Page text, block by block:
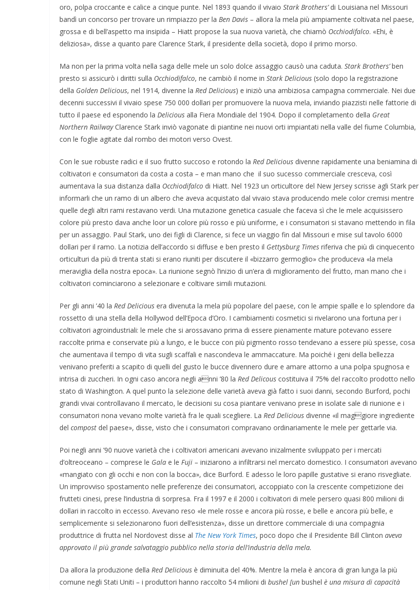
oro, polpa croccante e calice a cinque punte. Nel 1893 quando il vivaio Stark Brothers’di Louisiana nel Missouri
bandì un concorso per trovare un rimpiazzo per la Ben Davis – allora la mela più ampiamente coltivata nel paese,
grossa e di bell’aspetto ma insipida – Hiatt propose la sua nuova varietà, che chiamò Occhiodifalco. «Ehi, è
deliziosa», disse a quanto pare Clarence Stark, il presidente della società, dopo il primo morso.
Ma non per la prima volta nella saga delle mele un solo dolce assaggio causò una caduta. Stark Brothers’ben
presto si assicurò i diritti sulla Occhiodifalco, ne cambiò il nome in Stark Delicious (solo dopo la registrazione
della Golden Delicious, nel 1914, divenne la Red Delicious) e iniziò una ambiziosa campagna commerciale. Nei due
decenni successivi il vivaio spese 750 000 dollari per promuovere la nuova mela, inviando piazzisti nelle fattorie di
tutto il paese ed esponendo la Delicious alla Fiera Mondiale del 1904. Dopo il completamento della Great
Northern RailwayClarence Stark inviò vagonate di piantine nei nuovi orti impiantati nella valle del fiume Columbia,
con le foglie agitate dal rombo dei motori verso Ovest.
Con le sue robuste radici e il suo frutto succoso e rotondo la Red Delicious divenne rapidamente una beniamina di
coltivatori e consumatori da costa a costa – e man mano che il suo sucesso commerciale cresceva, così
aumentava la sua distanza dalla Occhiodifalco di Hiatt. Nel 1923 un orticultore del New Jersey scrisse agli Stark per
informarli che un ramo di un albero che aveva acquistato dal vivaio stava producendo mele color cremisi mentre
quelle degli altri rami restavano verdi. Una mutazione genetica casuale che faceva sì che le mele acquisissero
colore più presto dava anche loor un colore più rosso e più uniforme, e i consumatori si stavano mettendo in fila
per un assaggio. Paul Stark, uno dei figli di Clarence, si fece un viaggio fin dal Missouri e mise sul tavolo 6000
dollari per il ramo. La notizia dell’accordo si diffuse e ben presto il Gettysburg Times riferiva che più di cinquecento
orticulturi da più di trenta stati si erano riuniti per discutere il «bizzarro germoglio» che produceva «la mela
meraviglia della nostra epoca». La riunione segnò l’inizio di un’era di miglioramento del frutto, man mano che i
coltivatori cominciarono a selezionare e coltivare simili mutazioni.
Per gli anni ’40 la Red Delicious era divenuta la mela più popolare del paese, con le ampie spalle e lo splendore da
rossetto di una stella della Hollywod dell’Epoca d’Oro. I cambiamenti cosmetici si rivelarono una fortuna per i
coltivatori agroindustriali: le mele che si arossavano prima di essere pienamente mature potevano essere
raccolte prima e conservate più a lungo, e le bucce con più pigmento rosso tendevano a essere più spesse, cosa
che aumentava il tempo di vita sugli scaffali e nascondeva le ammaccature. Ma poiché i geni della bellezza
venivano preferiti a scapito di quelli del gusto le bucce divennero dure e amare attorno a una polpa spugnosa e
intrisa di zuccheri. In ogni caso ancora negli anni ’80 la Red Delicous costituiva il 75% del raccolto prodotto nello
stato di Washington. A quel punto la selezione delle varietà aveva già fatto i suoi danni, secondo Burford, pochi
grandi vivai controllavano il mercato, le decisioni su cosa piantare venivano prese in isolate sale di riunione e i
consumatori nona vevano molte varietà fra le quali scegliere. La Red Delicious divenne «il maggiore ingrediente
del compost del paese», disse, visto che i consumatori compravano ordinariamente le mele per gettarle via.
Poi negli anni ’90 nuove varietà che i coltivatori americani avevano inizalmente sviluppato per i mercati
d’oltreoceano – comprese le Gala e le Fuji – iniziarono a infiltrarsi nel mercato domestico. I consumatori avevano
«mangiato con gli occhi e non con la bocca», dice Burford. E adesso le loro papille gustative si erano risvegliate.
Un improvviso spostamento nelle preferenze dei consumatori, accoppiato con la crescente competizione dei
frutteti cinesi, prese l’industria di sorpresa. Fra il 1997 e il 2000 i coltivatori di mele persero quasi 800 milioni di
dollari in raccolto in eccesso. Avevano reso «le mele rosse e ancora più rosse, e belle e ancora più belle, e
semplicemente si selezionarono fuori dell’esistenza», disse un direttore commerciale di una compagnia
produttrice di frutta nel Nordovest disse al The New York Times, poco dopo che il Presidente Bill Clinton aveva
approvato il più grande salvataggio pubblico nella storia dell’industria della mela.
Da allora la produzione della Red Delicious è diminuita del 40%. Mentre la mela è ancora di gran lunga la più
comune negli Stati Uniti – i produttori hanno raccolto 54 milioni di bushel [un bushel è una misura di capacità